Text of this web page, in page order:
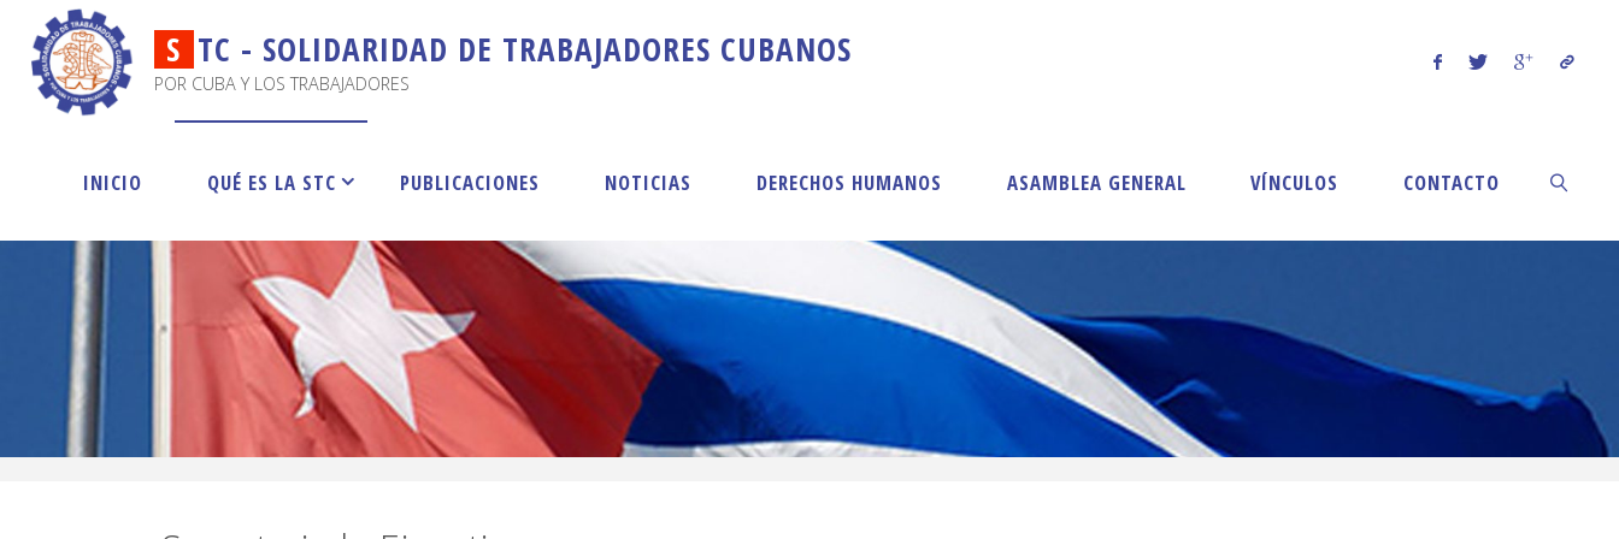
S TC - SOLIDARIDAD DE TRABAJADORES CUBANOS
POR CUBA Y LOS TRABAJADORES
INICIO QUÉ ES LA STC PUBLICACIONES NOTICIAS DERECHOS HUMANOS ASAMBLEA GENERAL VÍNCULOS CONTACTO